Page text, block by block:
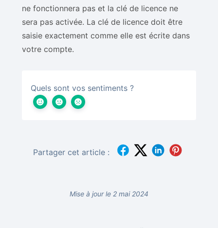
ne fonctionnera pas et la clé de licence ne
sera pas activée. La clé de licence doit être
saisie exactement comme elle est écrite dans
votre compte.
Quels sont vos sentiments ?
Partager cet article :
Mise à jour le 2 mai 2024